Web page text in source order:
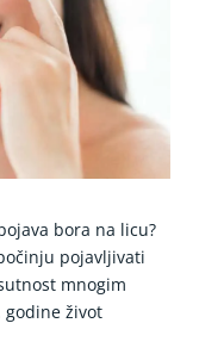
bora na licu?
pojavljivati
mnogim
godine život